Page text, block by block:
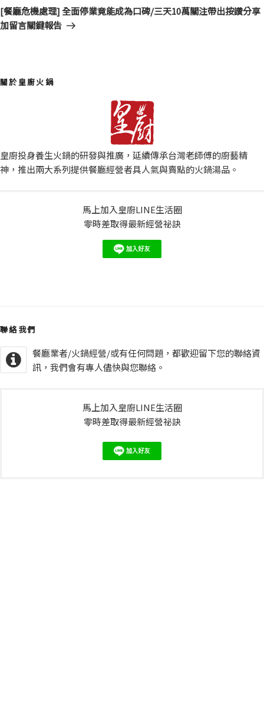
一
篇
[餐廳危機處理] 全面停業竟能成為口碑/三天10萬關注帶出按讚分享
加留言關鍵報告
關於皇廚火鍋
皇廚投身養生火鍋的研發與推廣，延續傳承台灣老師傅的廚藝精
神，推出兩大系列提供餐廳經營者具人氣與賣點的火鍋湯品。
馬上加入皇廚LINE生活圈
零時差取得最新經營祕訣
聯絡我們
餐廳業者/火鍋經營/或有任何問題，都歡迎留下您的聯絡資
訊，我們會有專人儘快與您聯絡。
馬上加入皇廚LINE生活圈
零時差取得最新經營祕訣